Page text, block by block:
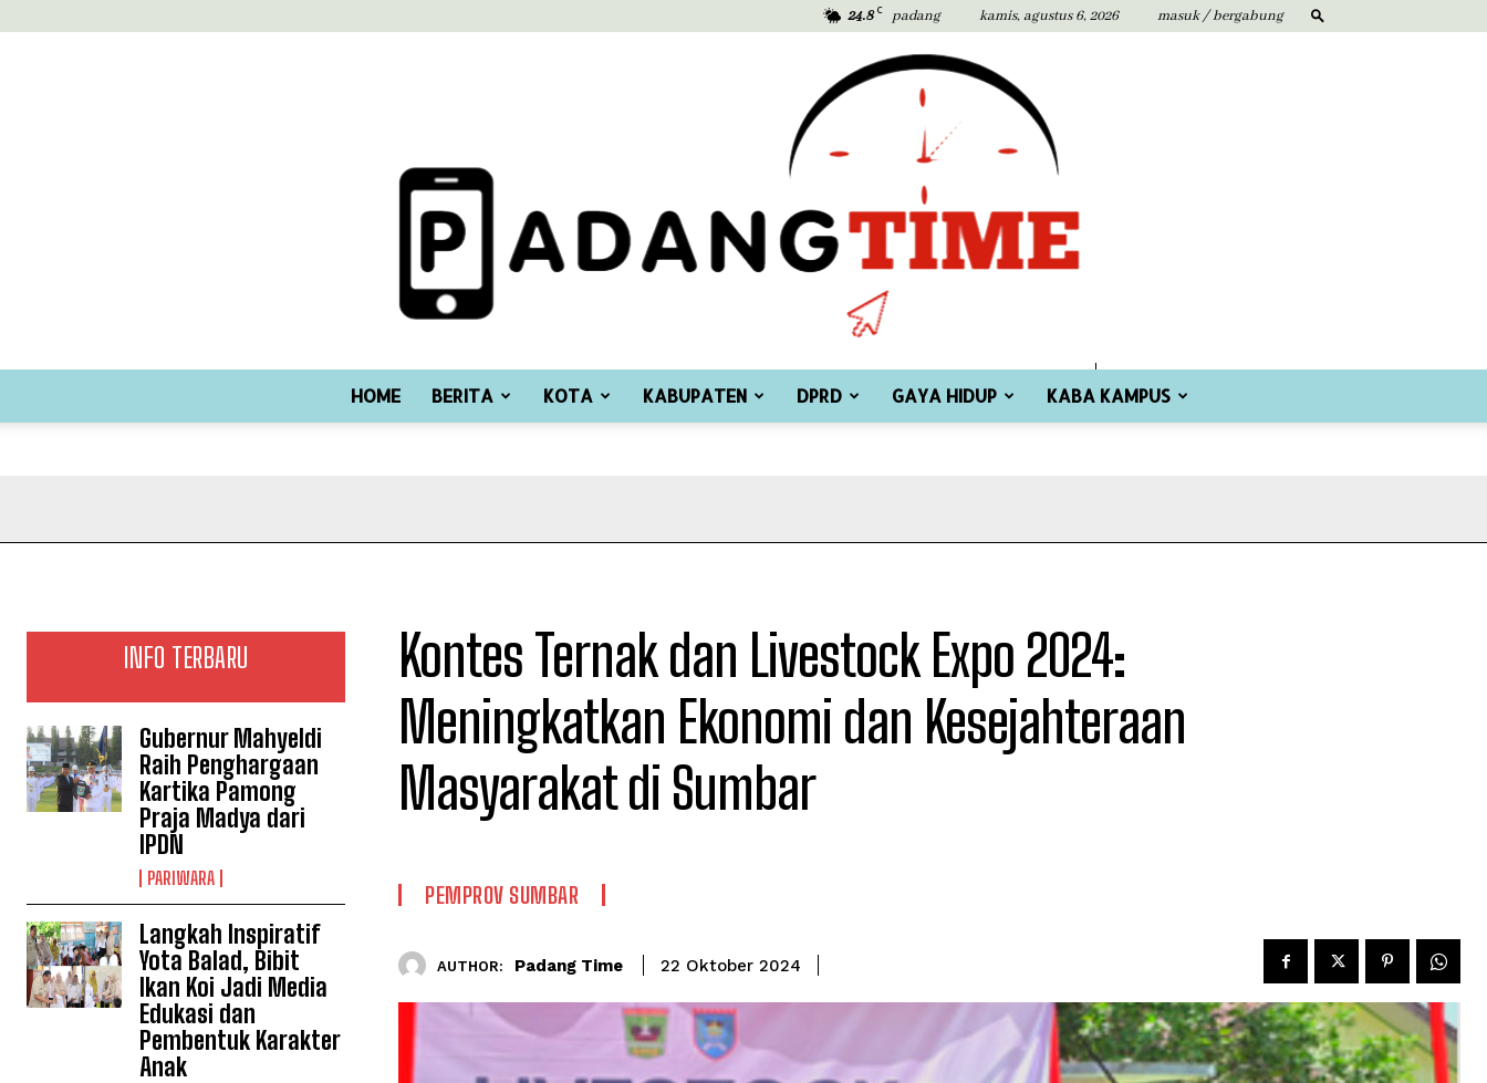
24.8 C padang kamis, agustus 6, 2026 masuk / bergabung
HOME BERITA KOTA KABUPATEN DPRD GAYA HIDUP KABA KAMPUS
INFO TERBARU
Gubernur Mahyeldi
Raih Penghargaan
Kartika Pamong
Praja Madya dari
IPDN
PARIWARA
Langkah Inspiratif
Yota Balad, Bibit
Ikan Koi Jadi Media
Edukasi dan
Pembentuk Karakter
Anak
Kontes Ternak dan Livestock Expo 2024:
Meningkatkan Ekonomi dan Kesejahteraan
Masyarakat di Sumbar
PEMPROV SUMBAR
AUTHOR: Padang Time 22 Oktober 2024